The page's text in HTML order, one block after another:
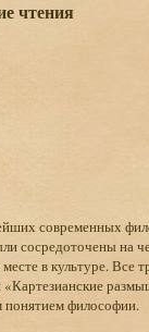
чтения
современных
сосредоточены на
в культуре. Все
философии.